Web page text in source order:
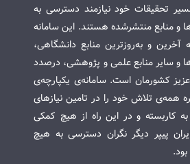
تحقیقات خود نیازمند دسترسی به
و منابع منتشرشده هستند. این سامانه
آخرین و به‌روزترین منابع دانشگاهی،
و سایر منابع علمی و پژوهشی، درصدد
کشورمان است. سامانه‌ی یکپارچه‌ی
همه‌ی تلاش خود را در تامین نیازهای
کاربسته و در این راه از هیچ کمکی
پیپر دیگر نگران دسترسی به هیچ